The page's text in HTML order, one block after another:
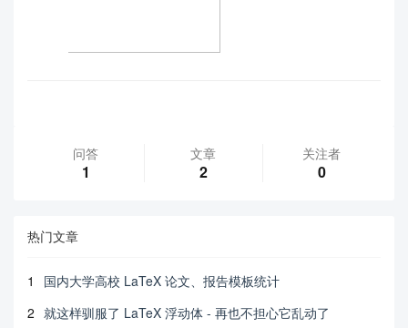
问答
1
文章
2
关注者
0
热门文章
1
国内大学高校 LaTeX 论文、报告模板统计
2 就这样驯服了 LaTeX 浮动体 - 再也不担心它乱动了